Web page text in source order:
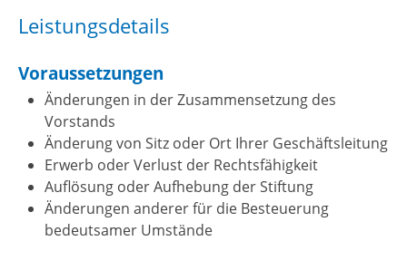
Leistungsdetails
Voraussetzungen
Änderungen in der Zusammensetzung des
Vorstands
Änderung von Sitz oder Ort Ihrer Geschäftsleitung
Erwerb oder Verlust der Rechtsfähigkeit
Auflösung oder Aufhebung der Stiftung
Änderungen anderer für die Besteuerung
bedeutsamer Umstände